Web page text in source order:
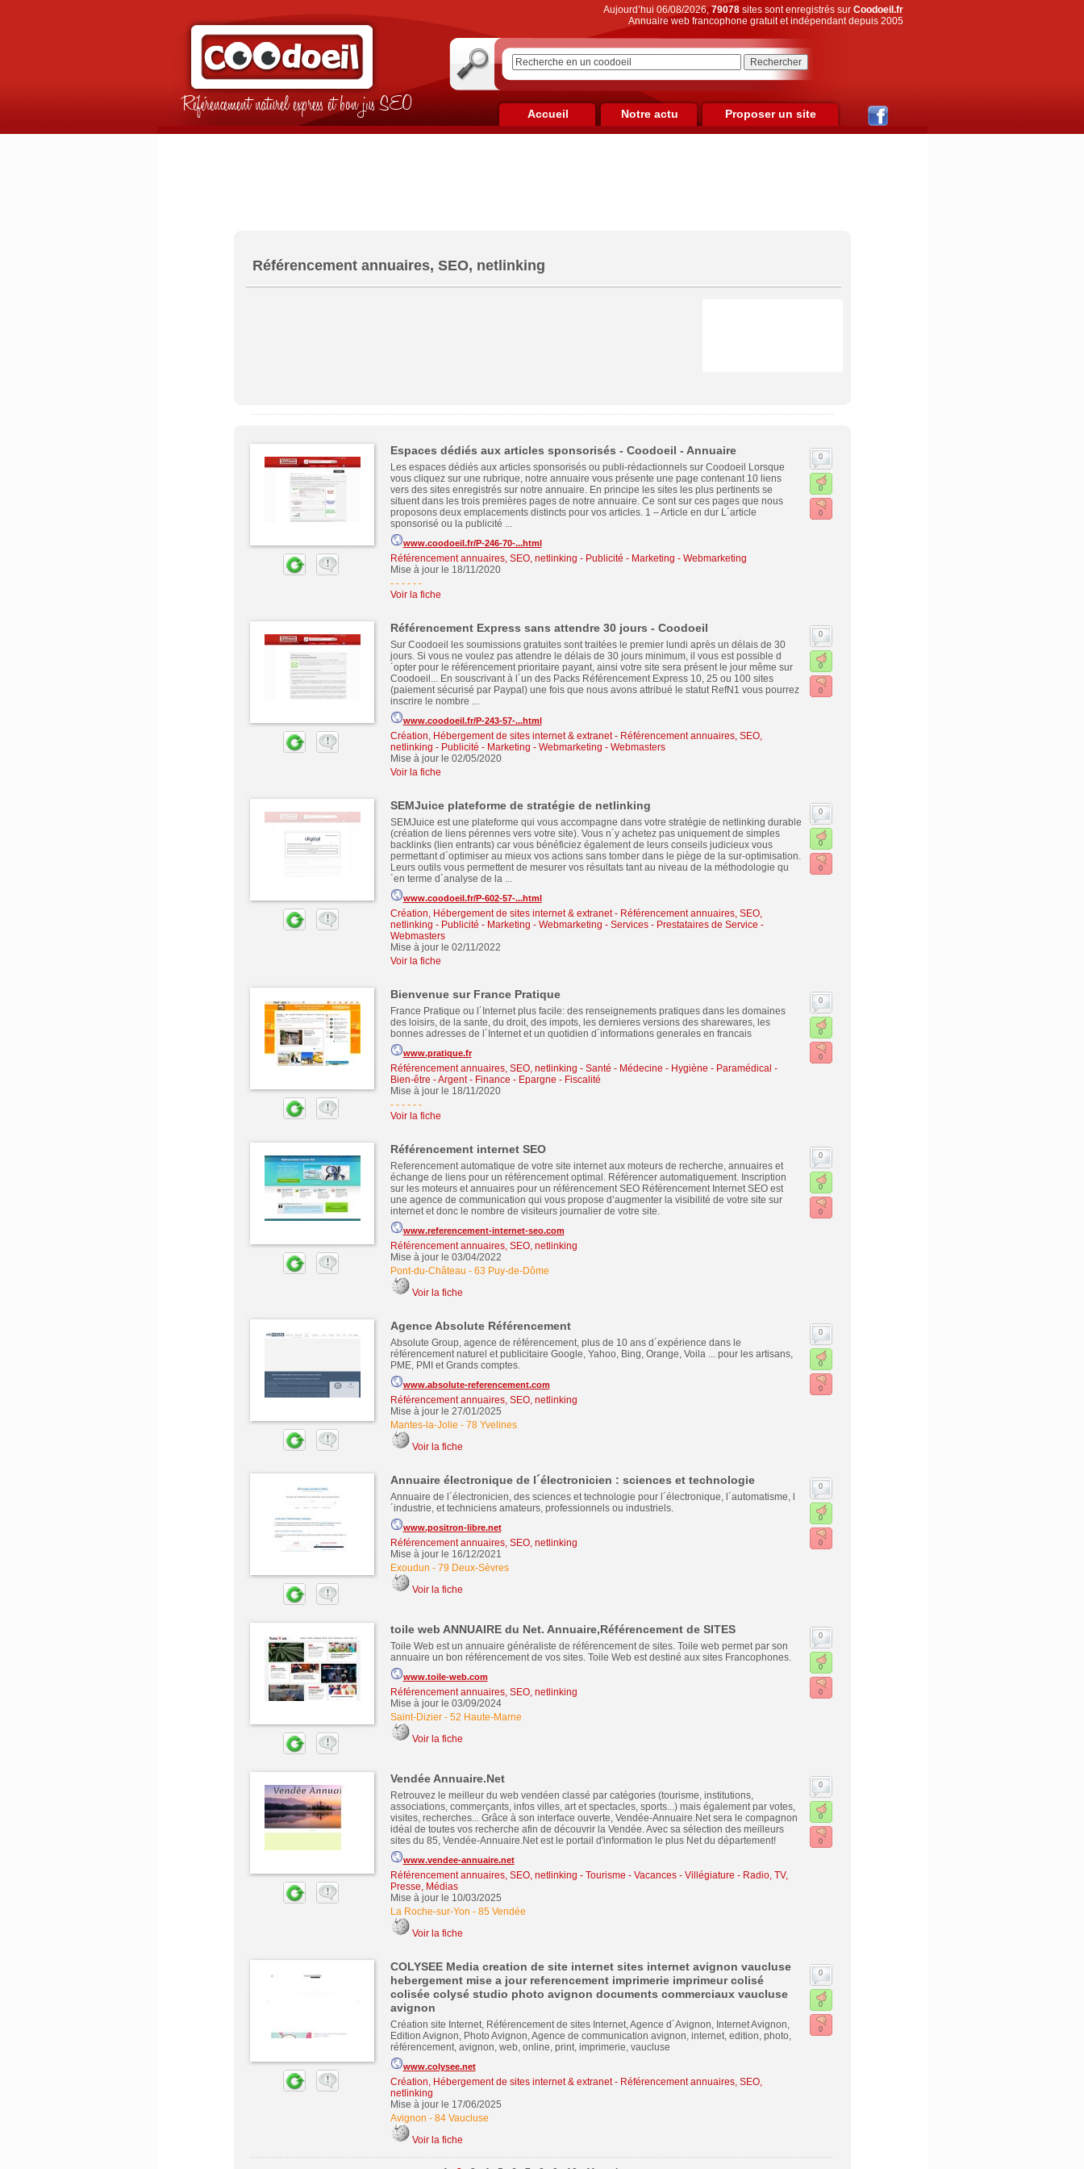
Référencement naturel express et bon jus SEO
Aujourd’hui 06/08/2026,79078sites sont enregistrés sur Coodoeil.fr
Annuaire web francophone gratuit et indépendant depuis 2005
Accueil Notre actu Proposer un site
Référencement annuaires, SEO, netlinking
Espaces dédiés aux articles sponsorisés - Coodoeil - Annuaire
Les espaces dédiés aux articles sponsorisés ou publi-rédactionnels sur Coodoeil Lorsque
vous cliquez sur une rubrique, notre annuaire vous présente une page contenant 10 liens
vers des sites enregistrés sur notre annuaire. En principe les sites les plus pertinents se
situent dans les trois premières pages de notre annuaire. Ce sont sur ces pages que nous
proposons deux emplacements distincts pour vos articles. 1 – Article en dur L´article
sponsorisé ou la publicité ...
www.coodoeil.fr/P-246-70-...html
Référencement annuaires, SEO, netlinking - Publicité - Marketing - Webmarketing
Mise à jour le 18/11/2020
- - - - --
Voir la fiche
0
0
0
Référencement Express sans attendre 30 jours - Coodoeil
Sur Coodoeil les soumissions gratuites sont traitées le premier lundi après un délais de 30
jours. Si vous ne voulez pas attendre le délais de 30 jours minimum, il vous est possible d
´opter pour le référencement prioritaire payant, ainsi votre site sera présent le jour même sur
Coodoeil... En souscrivant à l´un des Packs Référencement Express 10, 25 ou 100 sites
(paiement sécurisé par Paypal) une fois que nous avons attribué le statut RefN1 vous pourrez
inscrire le nombre ...
www.coodoeil.fr/P-243-57-...html
Création, Hébergement de sites internet & extranet- Référencement annuaires, SEO,
netlinking - Publicité - Marketing - Webmarketing - Webmasters
Mise à jour le 02/05/2020
Voir la fiche
0
0
0
SEMJuice plateforme de stratégie de netlinking
SEMJuice est une plateforme qui vous accompagne dans votre stratégie de netlinking durable
(création de liens pérennes vers votre site). Vous n´y achetez pas uniquement de simples
backlinks (lien entrants) car vous bénéficiez également de leurs conseils judicieux vous
permettant d´optimiser au mieux vos actions sans tomber dans le piège de la sur-optimisation.
Leurs outils vous permettent de mesurer vos résultats tant au niveau de la méthodologie qu
´en terme d´analyse de la ...
www.coodoeil.fr/P-602-57-...html
Création, Hébergement de sites internet & extranet- Référencement annuaires, SEO,
netlinking - Publicité - Marketing - Webmarketing - Services - Prestataires de Service -
Webmasters
Mise à jour le 02/11/2022
Voir la fiche
0
0
0
Bienvenue sur France Pratique
France Pratique ou l´Internet plus facile: des renseignements pratiques dans les domaines
des loisirs, de la sante, du droit, des impots, les dernieres versions des sharewares, les
bonnes adresses de l´Internet et un quotidien d´informations generales en francais
www.pratique.fr
Référencement annuaires, SEO, netlinking - Santé - Médecine - Hygiène - Paramédical -
Bien-être -Argent - Finance - Epargne - Fiscalité
Mise à jour le 18/11/2020
- - - - --
Voir la fiche
0
0
0
Référencement internet SEO
Referencement automatique de votre site internet aux moteurs de recherche, annuaires et
échange de liens pour un référencement optimal. Référencer automatiquement. Inscription
sur les moteurs et annuaires pour un référencement SEO Référencement Internet SEO est
une agence de communication qui vous propose d’augmenter la visibilité de votre site sur
internet et donc le nombre de visiteurs journalier de votre site.
www.referencement-internet-seo.com
Référencement annuaires, SEO, netlinking
Mise à jour le 03/04/2022
Pont-du-Château - 63 Puy-de-Dôme
Voir la fiche
0
0
0
Agence Absolute Référencement
Absolute Group, agence de référencement, plus de 10 ans d´expérience dans le
référencement naturel et publicitaire Google, Yahoo, Bing, Orange, Voila ... pour les artisans,
PME, PMI et Grands comptes.
www.absolute-referencement.com
Référencement annuaires, SEO, netlinking
Mise à jour le 27/01/2025
Mantes-la-Jolie - 78 Yvelines
Voir la fiche
0
0
0
Annuaire électronique de l´électronicien : sciences et technologie
Annuaire de l´électronicien, des sciences et technologie pour l´électronique, l´automatisme, l
´industrie, et techniciens amateurs, professionnels ou industriels.
www.positron-libre.net
Référencement annuaires, SEO, netlinking
Mise à jour le 16/12/2021
Exoudun - 79 Deux-Sèvres
Voir la fiche
0
0
0
toile web ANNUAIRE du Net. Annuaire,Référencement de SITES
Toile Web est un annuaire généraliste de référencement de sites. Toile web permet par son
annuaire un bon référencement de vos sites. Toile Web est destiné aux sites Francophones.
www.toile-web.com
Référencement annuaires, SEO, netlinking
Mise à jour le 03/09/2024
Saint-Dizier- 52 Haute-Marne
Voir la fiche
0
0
0
Vendée Annuaire.Net
Retrouvez le meilleur du web vendéen classé par catégories (tourisme, institutions,
associations, commerçants, infos villes, art et spectacles, sports...) mais également par votes,
visites, recherches... Grâce à son interface ouverte, Vendée-Annuaire.Net sera le compagnon
idéal de toutes vos recherche afin de découvrir la Vendée. Avec sa sélection des meilleurs
sites du 85, Vendée-Annuaire.Net est le portail d'information le plus Net du département!
www.vendee-annuaire.net
Référencement annuaires, SEO, netlinking - Tourisme - Vacances - Villégiature - Radio, TV,
Presse, Médias
Mise à jour le 10/03/2025
La Roche-sur-Yon - 85 Vendée
Voir la fiche
0
0
0
COLYSEE Media creation de site internet sites internet avignon vaucluse
hebergement mise a jour referencement imprimerie imprimeur colisé
colisée colysé studio photo avignon documents commerciaux vaucluse
avignon
Création site Internet, Référencement de sites Internet, Agence d´Avignon, Internet Avignon,
Edition Avignon, Photo Avignon, Agence de communication avignon, internet, edition, photo,
référencement, avignon, web, online, print, imprimerie, vaucluse
www.colysee.net
Création, Hébergement de sites internet & extranet- Référencement annuaires, SEO,
netlinking
Mise à jour le 17/06/2025
Avignon - 84 Vaucluse
Voir la fiche
0
0
0